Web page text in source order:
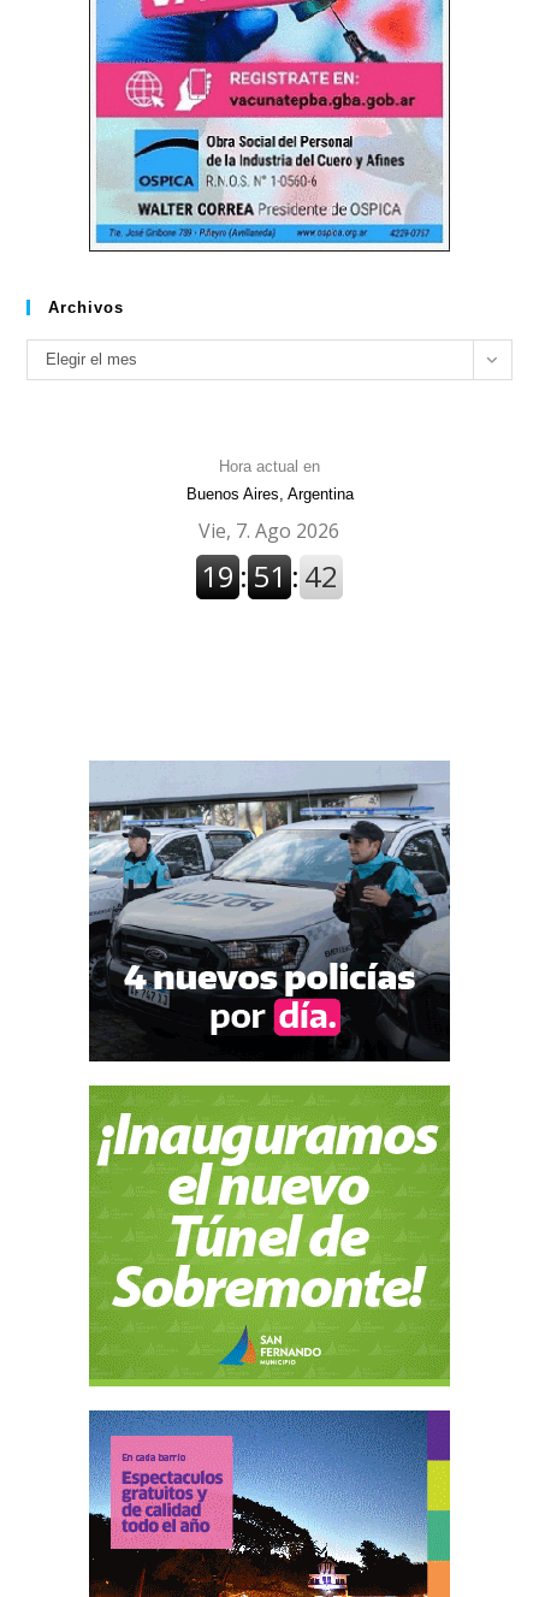
Archivos
Archivos
Elegir el mes
Hora actual en
Buenos Aires, Argentina